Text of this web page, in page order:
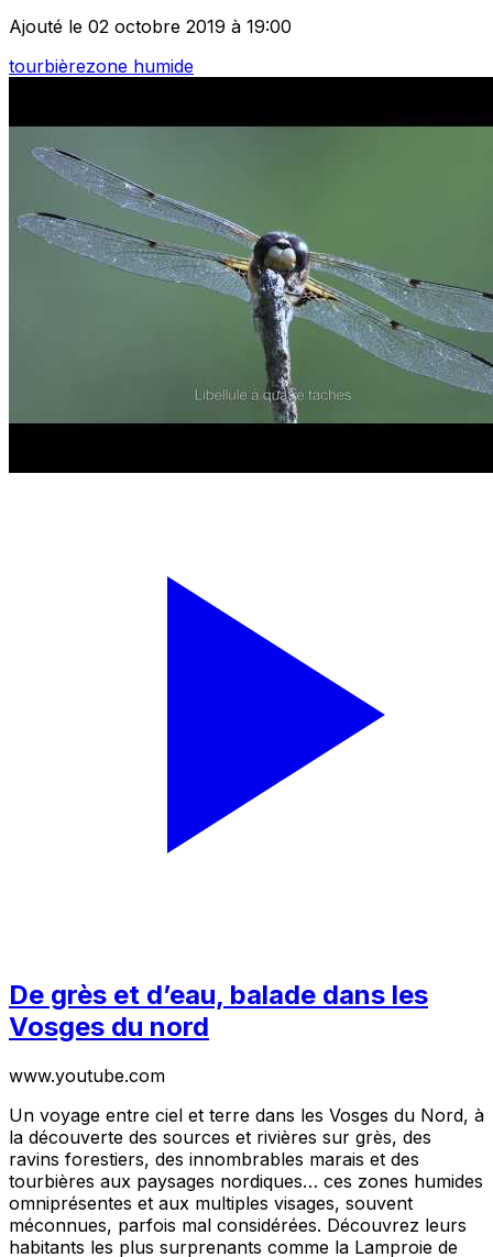
Ajouté le 02 octobre 2019 à 19:00
tourbièrezone humide
De grès et d’eau, balade dans les
Vosges du nord
www.youtube.com
Un voyage entre ciel et terre dans les Vosges du Nord, à
la découverte des sources et rivières sur grès, des
ravins forestiers, des innombrables marais et des
tourbières aux paysages nordiques… ces zones humides
omniprésentes et aux multiples visages, souvent
méconnues, parfois mal considérées. Découvrez leurs
habitants les plus surprenants comme la Lamproie de